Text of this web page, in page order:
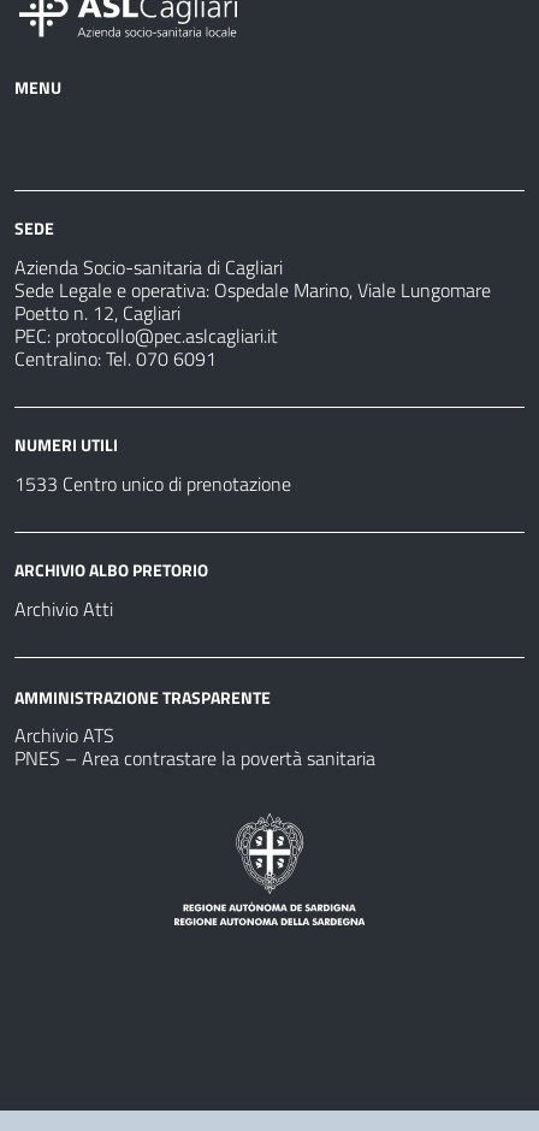
MENU
sanitarie
fare
SEDE
Azienda Socio-sanitaria di Cagliari
Sede Legale e operativa: Ospedale Marino, Viale Lungomare
Poetto n. 12, Cagliari
PEC: protocollo@pec.aslcagliari.it
Centralino: Tel. 070 6091
NUMERI UTILI
1533 Centro unico di prenotazione
ARCHIVIO ALBO PRETORIO
Archivio Atti
AMMINISTRAZIONE TRASPARENTE
Archivio ATS
PNES – Area contrastare la povertà sanitaria